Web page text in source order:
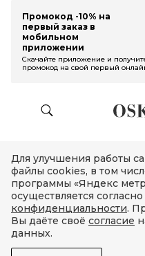
Промокод -10% на
первый заказ в
мобильном
приложении
Скачайте приложение и
промокод на свой первый
Для улучшения работы
файлы cookies, в том
программы «Яндекс
осуществляется
конфиденциальности.
Вы даёте своё согласие
данных.